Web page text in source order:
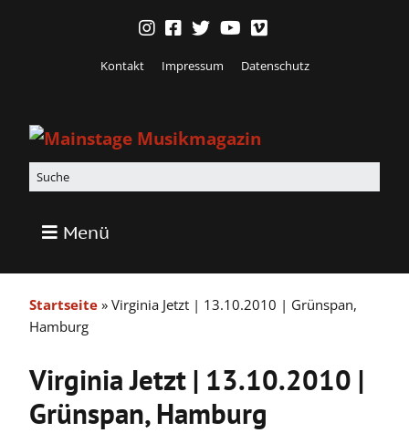
Kontakt Impressum Datenschutz
Menü
Startseite » Virginia Jetzt | 13.10.2010 | Grünspan,
Hamburg
Virginia Jetzt | 13.10.2010 |
Grünspan, Hamburg